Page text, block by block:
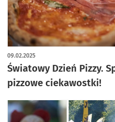
Światowy Dzień Pizzy.
pizzowe ciekawostki!
09.02.2025